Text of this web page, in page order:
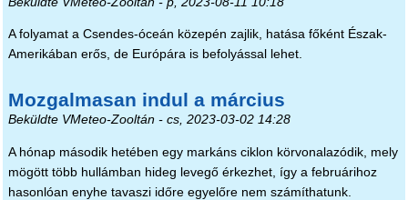
A folyamat a Csendes-óceán közepén zajlik, hatása főként Észak-
Amerikában erős, de Európára is befolyással lehet.
Mozgalmasan indul a március
Beküldte VMeteo-Zooltán- cs, 2023-03-02 14:28
A hónap második hetében egy markáns ciklon körvonalazódik, mely
mögött több hullámban hideg levegő érkezhet, így a februárihoz
hasonlóan enyhe tavaszi időre egyelőre nem számíthatunk.